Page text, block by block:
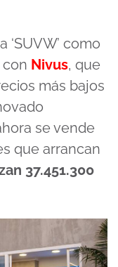
‘SUVW’ como
con Nivus, que
más bajos
se vende
que arrancan
37.451.300